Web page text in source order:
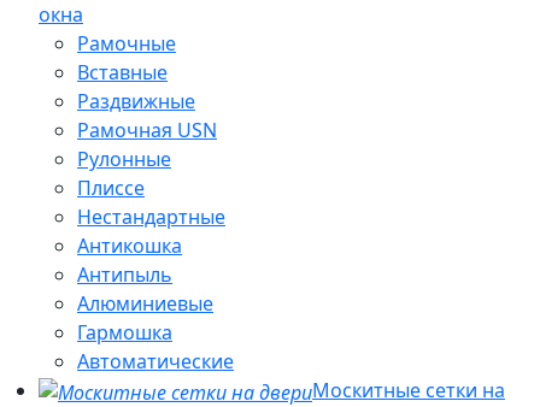
окна
Рамочные
Вставные
Раздвижные
Рамочная USN
Рулонные
Плиссе
Нестандартные
Антикошка
Антипыль
Алюминиевые
Гармошка
Автоматические
Москитные сетки на